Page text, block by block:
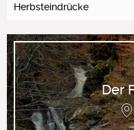
Herbsteindrücke
Der